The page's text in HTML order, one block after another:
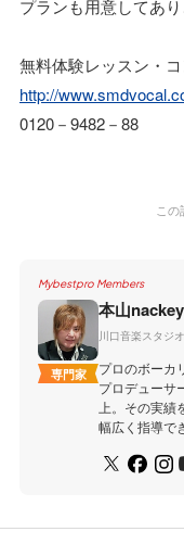
プランも用意してあ
無料体験レッスン・
http://
0120－9482－88
こ
Mybestpro Members
専門家
本山
川口音楽スタジ
プロのボーカ
プロデューサ
上。その実績
幅広く指導で